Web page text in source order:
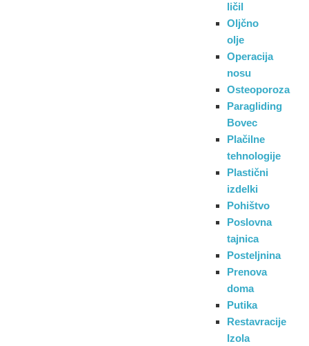
ličil
Oljčno
olje
Operacija
nosu
Osteoporoza
Paragliding
Bovec
Plačilne
tehnologije
Plastični
izdelki
Pohištvo
Poslovna
tajnica
Posteljnina
Prenova
doma
Putika
Restavracije
Izola